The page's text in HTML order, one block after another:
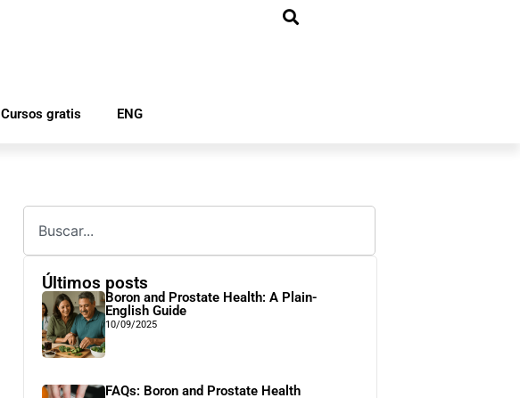
Cursos gratis ENG
Últimos posts
Boron and Prostate Health: A Plain-
English Guide
10/09/2025
FAQs: Boron and Prostate Health